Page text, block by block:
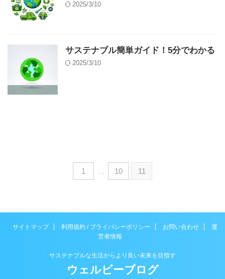
2025/3/10
サステナブル簡単ガイド！5分でわかる
2025/3/10
1 … 10 11
サイトマップ 利用規約 / プライバシーポリシー お問い合わせ
運
営者情報
サステナブルな生活からより良い未来を目指す
ウェルビーブログ